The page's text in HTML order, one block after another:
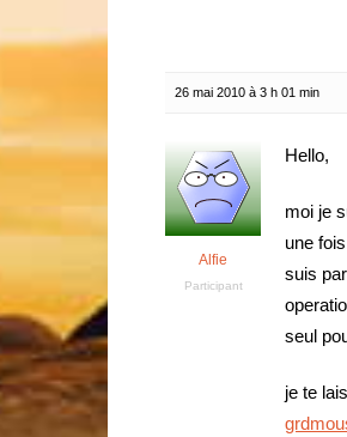
26 mai 2010 à 3 h 01 min
Alfie
Participant
Hello,
moi je
une
suis
seul
je te